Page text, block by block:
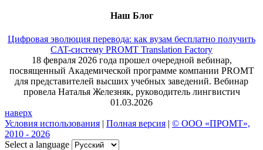
Наш Блог
Цифровая эволюция перевода: как вузам бесплатно получить
CAT-систему PROMT Translation Factory
18 февраля 2026 года прошел очередной вебинар,
посвященный Академической программе компании PROMT
для представителей высших учебных заведений. Вебинар
провела Наталья Железняк, руководитель лингвистич
01.03.2026
наверх
Условия использования | Полная версия | © ООО «ПРОМТ»,
2010 - 2026
Select a language